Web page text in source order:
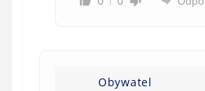
Obywatel